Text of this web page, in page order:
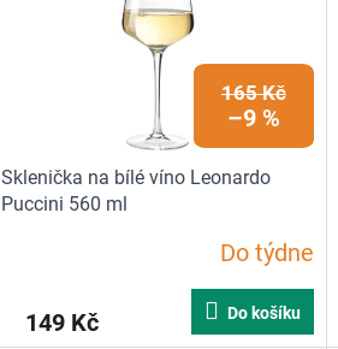
165 Kč
–9 %
Sklenička na bílé víno Leonardo
Puccini 560 ml
Do týdne
149 Kč Do košíku